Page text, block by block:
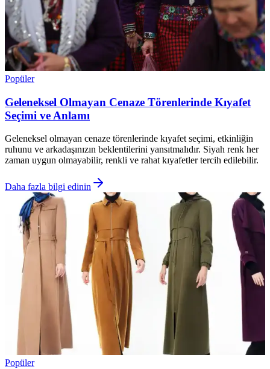
Popüler
Geleneksel Olmayan Cenaze Törenlerinde Kıyafet
Seçimi ve Anlamı
Geleneksel olmayan cenaze törenlerinde kıyafet seçimi, etkinliğin
ruhunu ve arkadaşınızın beklentilerini yansıtmalıdır. Siyah renk her
zaman uygun olmayabilir, renkli ve rahat kıyafetler tercih edilebilir.
Daha fazla bilgi edinin
Popüler